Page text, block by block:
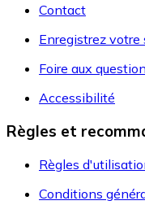
Contact
Enregistrez
Foire aux
Accessibilité
Règles et
Règles
Conditions